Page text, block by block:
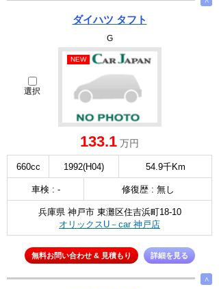
ダイハツ タフト
G
選択
NEW
133.1 万円
660cc 1992(H04) 54.9千Km
車検 : - 修復歴 : 無し
兵庫県 神戸市 東灘区住吉浜町18-10
オリックスU－car 神戸店
無料お問い合わせ & 見積もり 詳細を見る
∧